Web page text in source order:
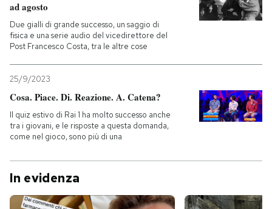
ad agosto
Due gialli di grande successo, un saggio di
fisica e una serie audio del vicedirettore del
Post Francesco Costa, tra le altre cose
25/9/2023
Cosa. Piace. Di. Reazione. A. Catena?
Il quiz estivo di Rai 1 ha molto successo anche
tra i giovani, e le risposte a questa domanda,
come nel gioco, sono più di una
In evidenza